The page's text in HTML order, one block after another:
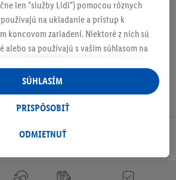
Odoberaj Newsletter!
len "služby Lidl") pomocou rôznych
na ukladanie a prístup k
koncovom zariadení. Niektoré z nich sú
alebo sa používajú s vaším súhlasom na
v rámci služieb Lidl aj mimo nich. Ak
Lidl Plus, na tieto účely sa spracúvajú
správania v obchode.
Lidl Plus alebo sa prihlásite do svojho
sme vás mohli rozpoznať v službách
ODMIETNUŤ
PRISPÔSOBIŤ
SÚHLASÍM